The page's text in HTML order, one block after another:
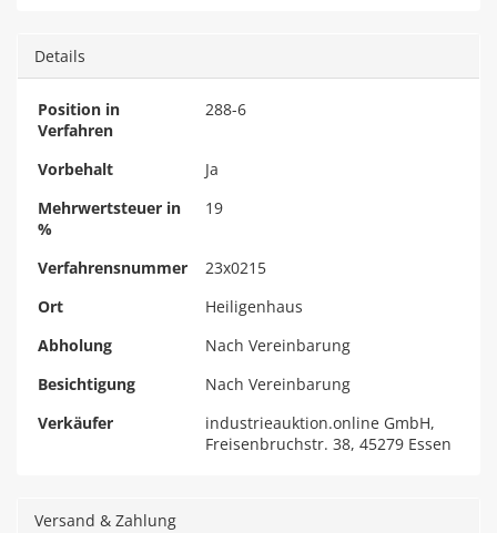
Details
Position in
Verfahren
288-6
Vorbehalt
Ja
Mehrwertsteuer in
%
19
Verfahrensnummer
23x0215
Ort
Heiligenhaus
Abholung
Nach Vereinbarung
Besichtigung
Nach Vereinbarung
Verkäufer
industrieauktion.online GmbH,
Freisenbruchstr. 38, 45279 Essen
Versand & Zahlung